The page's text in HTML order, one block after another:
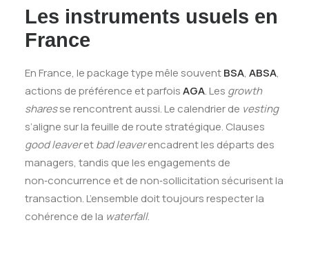
Les instruments usuels en
France
En France, le package type mêle souventBSA, ABSA,
actions de préférence et parfoisAGA. Les growth
sharesse rencontrent aussi. Le calendrier de vesting
s’aligne sur la feuille de route stratégique. Clauses
good leaveretbad leaverencadrent les départs des
managers, tandis que les engagements de
non‑concurrence et de non‑sollicitation sécurisent la
transaction. L’ensemble doit toujours respecter la
cohérence de la waterfall.